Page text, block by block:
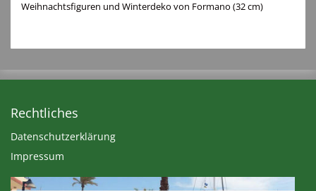
Weihnachtsfiguren und Winterdeko von Formano (32 cm)
Rechtliches
Datenschutzerklärung
Impressum